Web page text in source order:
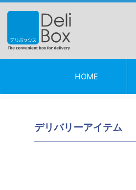
HOME
デリバリーアイテム